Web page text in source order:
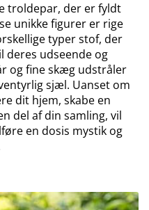
troldepar, der er fyldt
unikke figurer er rige
typer stof, der
deres udseende og
og fine skæg udstråler
sjæl. Uanset om
dit hjem, skabe en
del af din samling, vil
en dosis mystik og